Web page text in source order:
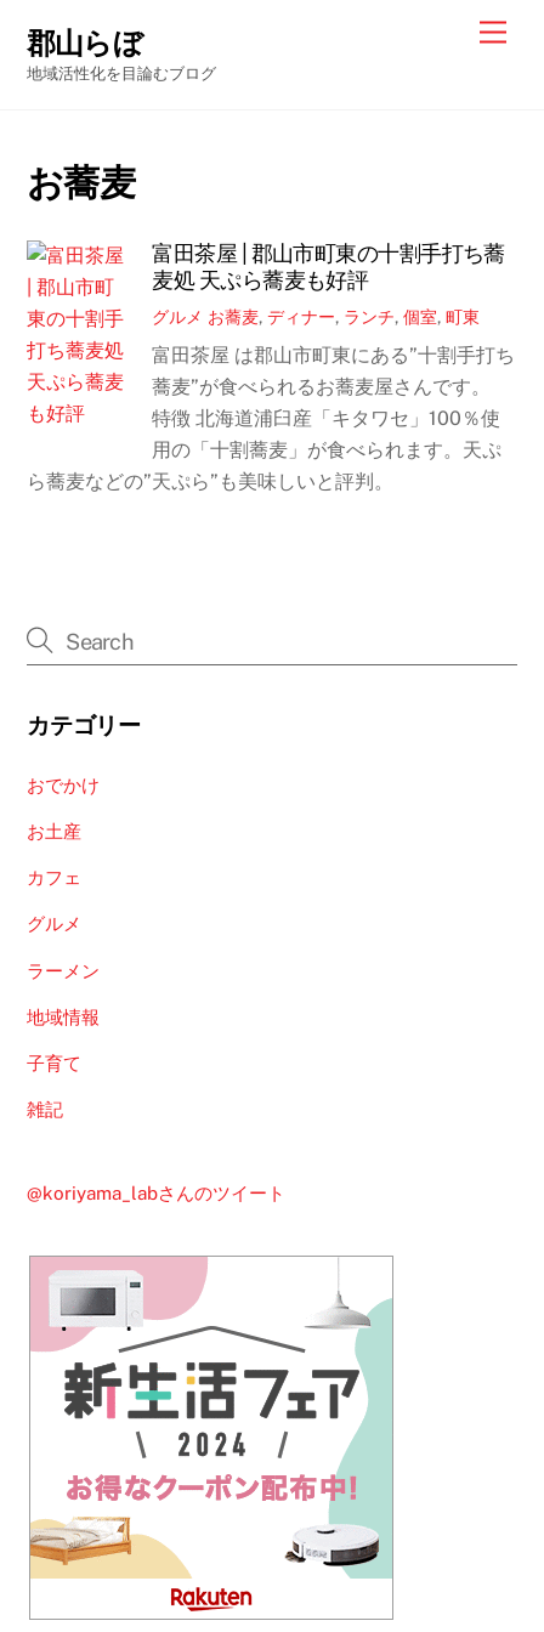
content
郡山らぼ
地域活性化を目論むブログ
お蕎麦
富田茶屋 | 郡山市町東の十割手打ち蕎
麦処 天ぷら蕎麦も好評
グルメ お蕎麦,ディナー, ランチ,個室,町東
富田茶屋 は郡山市町東にある”十割手打ち
蕎麦”が食べられるお蕎麦屋さんです。
特徴 北海道浦臼産「キタワセ」100％使
用の「十割蕎麦」が食べられます。天ぷ
ら蕎麦などの”天ぷら”も美味しいと評判。
カテゴリー
おでかけ
お土産
カフェ
グルメ
ラーメン
地域情報
子育て
雑記
@koriyama_labさんのツイート